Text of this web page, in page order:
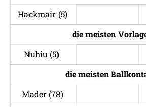
Hackmair (5)
die meisten
Nuhiu (5)
die meisten
Mader (78)